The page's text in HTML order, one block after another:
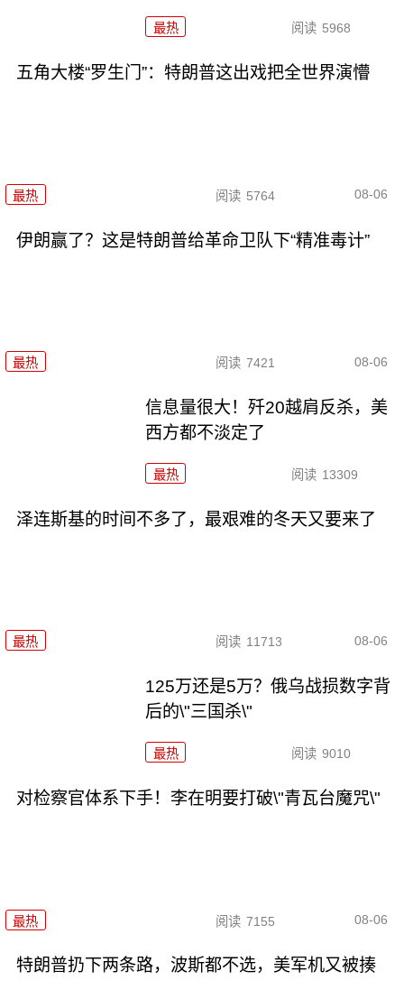
最热 阅读 5968
五角大楼“罗生门”：特朗普这出戏把全世界演懵
最热 阅读 5764 08-06
伊朗赢了？这是特朗普给革命卫队下“精准毒计”
最热 阅读 7421 08-06
信息量很大！歼20越肩反杀，美
西方都不淡定了
最热 阅读 13309
泽连斯基的时间不多了，最艰难的冬天又要来了
最热 阅读 11713 08-06
125万还是5万？俄乌战损数字背
后的\"三国杀\"
最热 阅读 9010
对检察官体系下手！李在明要打破\"青瓦台魔咒\"
最热 阅读 7155 08-06
特朗普扔下两条路，波斯都不选，美军机又被揍